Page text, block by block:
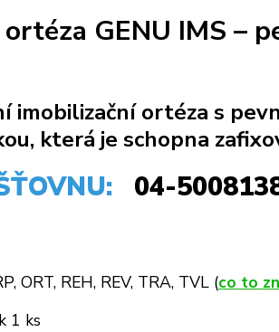
GENU IMS –
imobilizační ortéza s
která je schopna
04-
ORT, REH, REV, TRA, TVL (co to
1 ks